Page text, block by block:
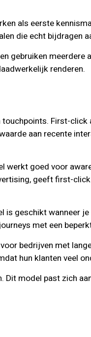
als eerste
die echt bijdragen
meerdere
renderen.
First-
aan recente
goed voor
geeft first-
geschikt wanneer
met een
bedrijven met
hun klanten veel
model past zich